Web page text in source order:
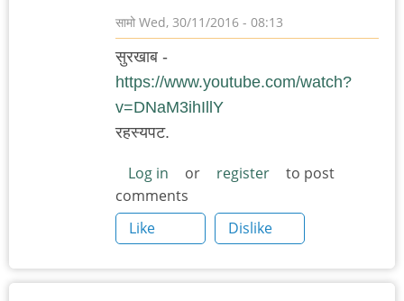
सामो Wed, 30/11/2016 - 08:13
सुरखाब -
https://www.youtube.com/watch?
v=DNaM3ihIllY
रहस्यपट.
Log in or register
to post
comments
Like
Dislike